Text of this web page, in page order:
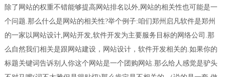
除了网站的权重不错能够提高网站排名以外,网站的相关性也可能是一
个问题.那么什么是网站的相关性?举个例子:咱们郑州启凡软件是郑州
的一家以网站设计,网站开发,软件开发为主要服务目标的网络公司.那
么自然我们相关是跟网站建设，网站设计，软件开发相关的.如果你的
标题关键词告诉别人你这个网站是一个团购网站.那么给人感觉是驴头